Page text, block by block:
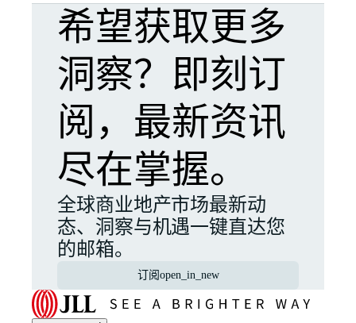
希望获取更多
洞察？即刻订
阅，最新资讯
尽在掌握。
全球商业地产市场最新动
态、洞察与机遇一键直达您
的邮箱。
订阅 open_in_new